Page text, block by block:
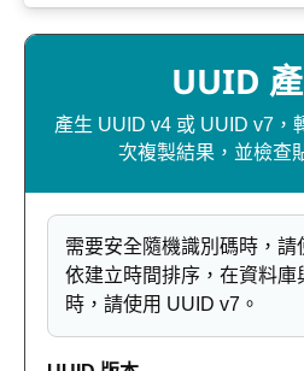
UUID
產生 UUID v4 或 UUID v7，
次複製結果，並檢查
需要安全隨機識別碼時，
依建立時間排序，在資料庫
時，請使用 UUID v7。